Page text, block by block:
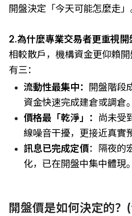
開盤決定「今天可能怎麼走」
2.為什麼專業交易者更重視開
相較散戶，機構資金更仰賴
有三：
流動性最集中： 開盤階段
資金快速完成建倉或調倉。
價格最「乾淨」： 尚未受
線噪音干擾，更接近真實
訊息已完成定價：隔夜的
化，已在開盤中集中體現。
開盤價是如何決定的？